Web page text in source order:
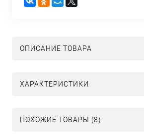
ОПИСАНИЕ ТОВАРА
ХАРАКТЕРИСТИКИ
ПОХОЖИЕ ТОВАРЫ (8)